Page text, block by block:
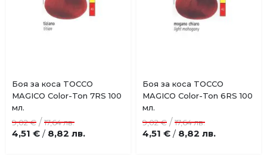
Добави
в
Купи
Боя за коса TOCCO
MAGICO Color-Ton 7RS 100
мл.
4,51 € / 8,82 лв.
9,02 € /17,64 лв.
Добави
в
Купи
Боя за коса TOCCO
MAGICO Color-Ton 6RS 100
мл.
4,51 € / 8,82 лв.
9,02 € /17,64 лв.